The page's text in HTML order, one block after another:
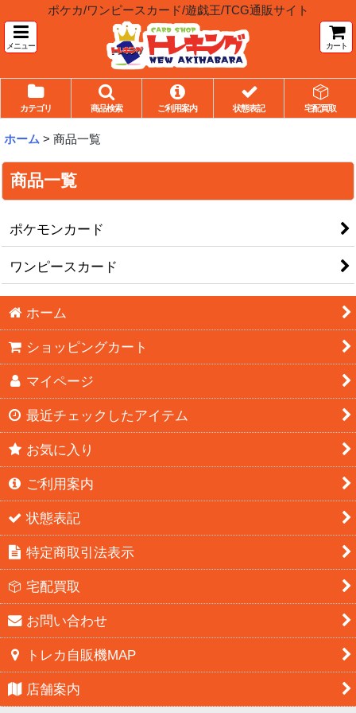
ポケカ/ワンピースカード/遊戯王/TCG通販サイト
メニュー カート
カテゴリ 商品検索 ご利用案内 状態表記 宅配買取
ホーム > 商品一覧
商品一覧
ポケモンカード
ワンピースカード
ホーム
ショッピングカート
マイページ
最近チェックしたアイテム
お気に入り
ご利用案内
状態表記
特定商取引法表示
宅配買取
お問い合わせ
トレカ自販機MAP
店舗案内